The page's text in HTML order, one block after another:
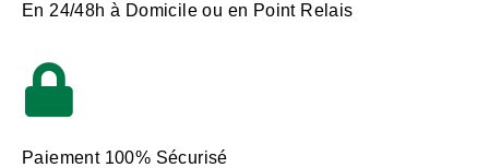
En 24/48h à Domicile ou en Point Relais
Paiement 100% Sécurisé